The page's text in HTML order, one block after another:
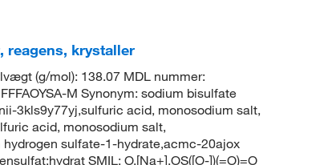
reagens, krystaller
(g/mol): 138.07 MDL nummer:
M Synonym: sodium bisulfate
3kls9y77yj,sulfuric acid, monosodium salt,
acid, monosodium salt,
sulfate-1-hydrate,acmc-20ajox
SMIL: O.[Na+].OS([O-])(=O)=O